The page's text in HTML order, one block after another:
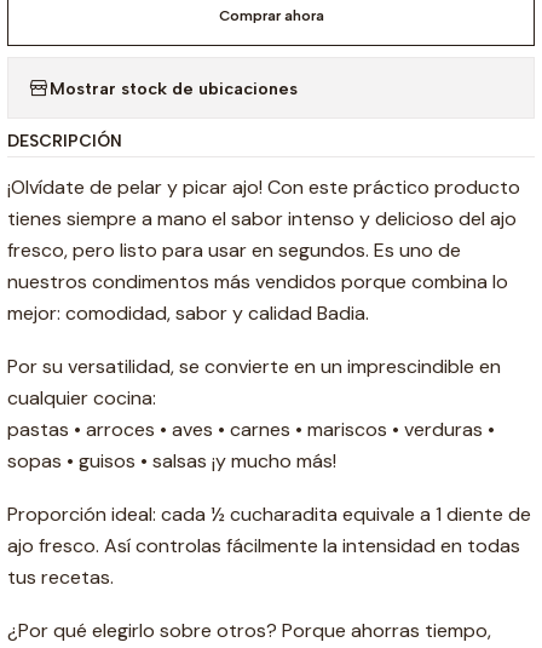
Comprar ahora
Mostrar stock de ubicaciones
DESCRIPCIÓN
¡Olvídate de pelar y picar ajo! Con este práctico producto
tienes siempre a mano el sabor intenso y delicioso del ajo
fresco, pero listo para usar en segundos. Es uno de
nuestros condimentos más vendidos porque combina lo
mejor: comodidad, sabor y calidad Badia.
Por su versatilidad, se convierte en un imprescindible en
cualquier cocina:
pastas • arroces • aves • carnes • mariscos • verduras •
sopas • guisos • salsas ¡y mucho más!
Proporción ideal: cada ½ cucharadita equivale a 1 diente de
ajo fresco. Así controlas fácilmente la intensidad en todas
tus recetas.
¿Por qué elegirlo sobre otros? Porque ahorras tiempo,